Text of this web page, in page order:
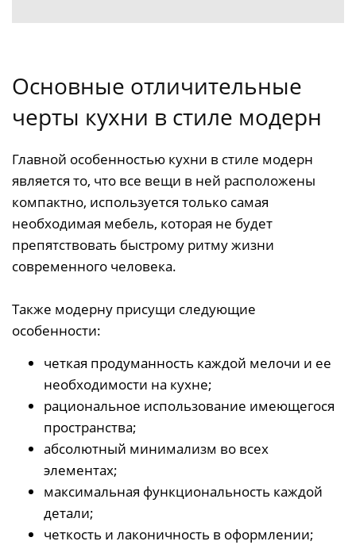
Основные отличительные
черты кухни в стиле модерн
Главной особенностью кухни в стиле модерн
является то, что все вещи в ней расположены
компактно, используется только самая
необходимая мебель, которая не будет
препятствовать быстрому ритму жизни
современного человека.
Также модерну присущи следующие
особенности:
четкая продуманность каждой мелочи и ее
необходимости на кухне;
рациональное использование имеющегося
пространства;
абсолютный минимализм во всех
элементах;
максимальная функциональность каждой
детали;
четкость и лаконичность в оформлении;